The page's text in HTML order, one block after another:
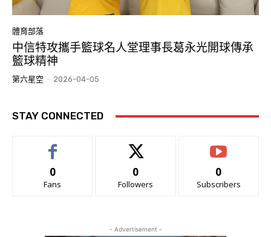
體育部落
中信特攻攜手籃球名人堂理事長葛永光開球傳承
籃球精神
第六星空 - 2026-04-05
STAY CONNECTED
0
Fans
0
Followers
0
Subscribers
- Advertisement -